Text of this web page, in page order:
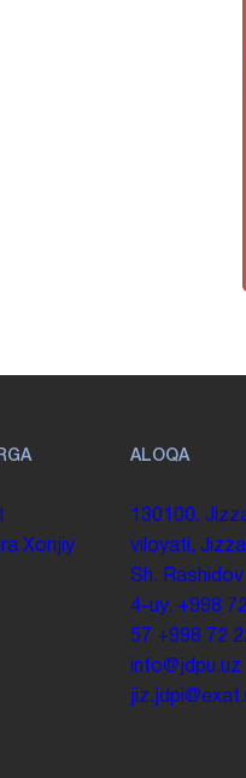
Xorijiy
ALOQA
130100.
viloyati,
Sh. Rashidov
4-uy. +998
57 +998 72
info@jdpu.uz